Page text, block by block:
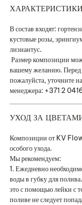
ХАРАКТЕРИСТИКИ
В состав входят:
кустовые розы,
лизиантус.
Размер композиции
вашему желанию. Перед
пожалуйста, уточните
менеджера: +371 2
УХОД ЗА
Композиции от KV
особого ухода.
Мы рекомендуем:
1. Ежедневно
воды в губку для
это с помощью лейки с
поливе не следует